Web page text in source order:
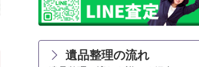
遺品整理の流れ